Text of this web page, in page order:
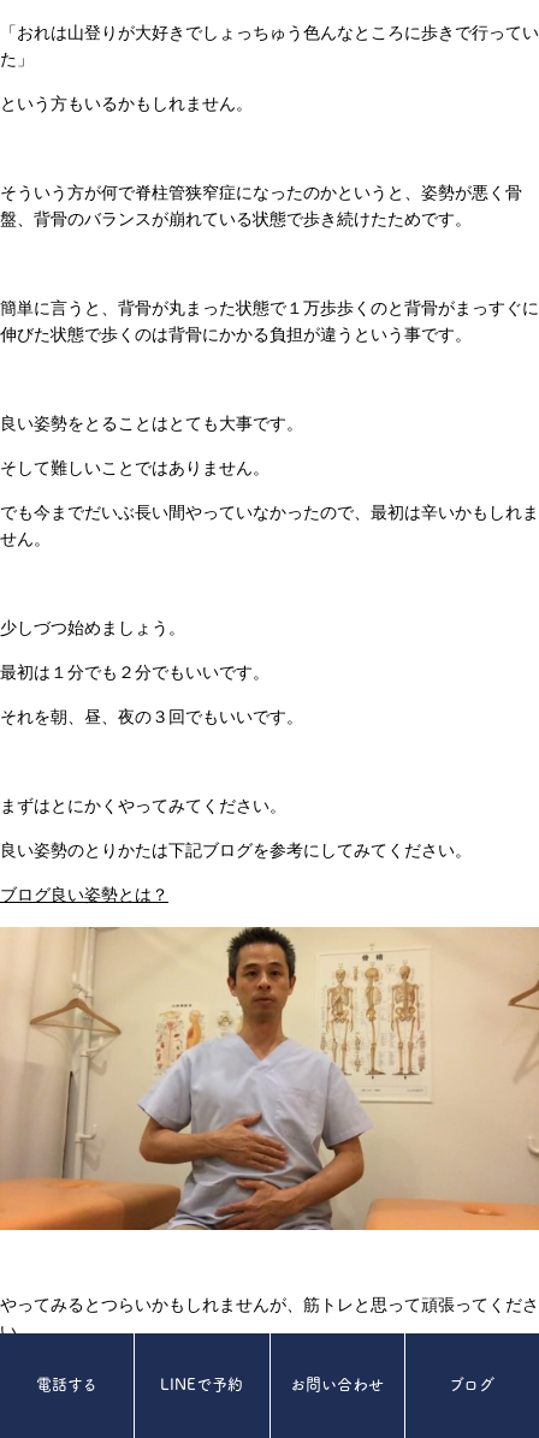
電話する LINEで予約 お問い合わせ ブログ
「おれは山登りが大好きでしょっちゅう色んなところに歩きで行ってい
た」
という方もいるかもしれません。
そういう方が何で脊柱管狭窄症になったのかというと、姿勢が悪く骨
盤、背骨のバランスが崩れている状態で歩き続けたためです。
簡単に言うと、背骨が丸まった状態で１万歩歩くのと背骨がまっすぐに
伸びた状態で歩くのは背骨にかかる負担が違うという事です。
良い姿勢をとることはとても大事です。
そして難しいことではありません。
でも今までだいぶ長い間やっていなかったので、最初は辛いかもしれま
せん。
少しづつ始めましょう。
最初は１分でも２分でもいいです。
それを朝、昼、夜の３回でもいいです。
まずはとにかくやってみてください。
良い姿勢のとりかたは下記ブログを参考にしてみてください。
ブログ良い姿勢とは？
やってみるとつらいかもしれませんが、筋トレと思って頑張ってくださ
い。
そのうちもっと簡単にできるようになります。